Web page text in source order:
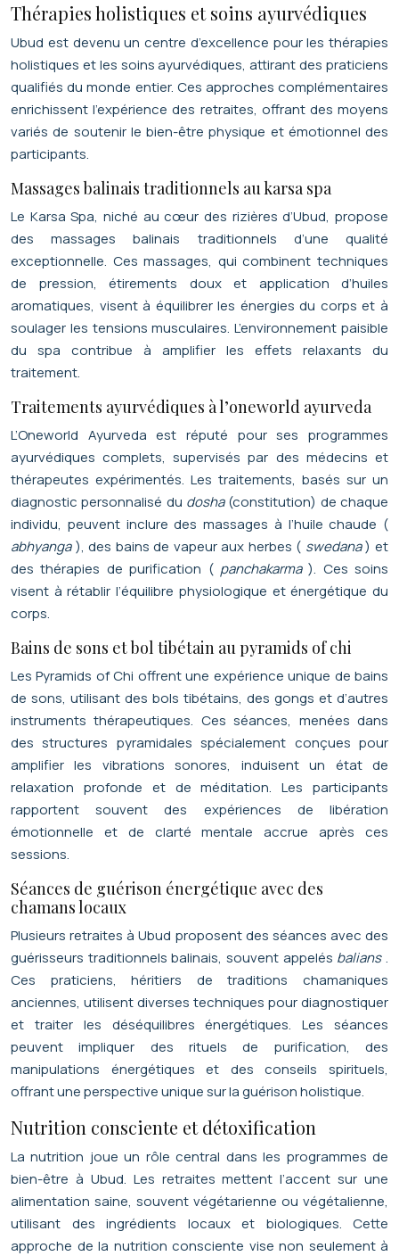
Thérapies holistiques et soins ayurvédiques
Ubud est devenu un centre d’excellence pour les thérapies
holistiques et les soins ayurvédiques, attirant des praticiens
qualifiés du monde entier. Ces approches complémentaires
enrichissent l’expérience des retraites, offrant des moyens
variés de soutenir le bien-être physique et émotionnel des
participants.
Massages balinais traditionnels au karsa spa
Le Karsa Spa, niché au cœur des rizières d’Ubud, propose
des massages balinais traditionnels d’une qualité
exceptionnelle. Ces massages, qui combinent techniques
de pression, étirements doux et application d’huiles
aromatiques, visent à équilibrer les énergies du corps et à
soulager les tensions musculaires. L’environnement paisible
du spa contribue à amplifier les effets relaxants du
traitement.
Traitements ayurvédiques à l’oneworld ayurveda
L’Oneworld Ayurveda est réputé pour ses programmes
ayurvédiques complets, supervisés par des médecins et
thérapeutes expérimentés. Les traitements, basés sur un
diagnostic personnalisé du dosha(constitution) de chaque
individu, peuvent inclure des massages à l’huile chaude (
abhyanga), des bains de vapeur aux herbes ( swedana) et
des thérapies de purification ( panchakarma). Ces soins
visent à rétablir l’équilibre physiologique et énergétique du
corps.
Bains de sons et bol tibétain au pyramids of chi
Les Pyramids of Chi offrent une expérience unique de bains
de sons, utilisant des bols tibétains, des gongs et d’autres
instruments thérapeutiques. Ces séances, menées dans
des structures pyramidales spécialement conçues pour
amplifier les vibrations sonores, induisent un état de
relaxation profonde et de méditation. Les participants
rapportent souvent des expériences de libération
émotionnelle et de clarté mentale accrue après ces
sessions.
Séances de guérison énergétique avec des
chamans locaux
Plusieurs retraites à Ubud proposent des séances avec des
guérisseurs traditionnels balinais, souvent appelés balians.
Ces praticiens, héritiers de traditions chamaniques
anciennes, utilisent diverses techniques pour diagnostiquer
et traiter les déséquilibres énergétiques. Les séances
peuvent impliquer des rituels de purification, des
manipulations énergétiques et des conseils spirituels,
offrant une perspective unique sur la guérison holistique.
Nutrition consciente et détoxification
La nutrition joue un rôle central dans les programmes de
bien-être à Ubud. Les retraites mettent l’accent sur une
alimentation saine, souvent végétarienne ou végétalienne,
utilisant des ingrédients locaux et biologiques. Cette
approche de la nutrition consciente vise non seulement à